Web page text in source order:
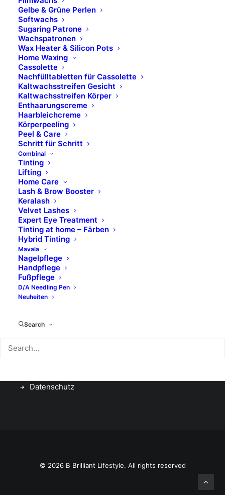
Gelbe & Grüne Perlen
Softwachs
Sugaring Patrone
Wachspatronen
Wax Heater & Silicon Pots
Home Waxing
Cassolette
Nachfülltabletten für Cassolette
Kaltwachsstreifen Gesicht
Kaltwachsstreifen Körper
Enthaarungscreme
Haarbleichcreme
Körperpeeling
Peel & Care
Schritt für Schritt
Combinal
Tinting
Lifting
Home Care
Lash & Brow Booster
Keralash
Velvet Lashes
Expert Eye Treatment
Tinting at home – Färben
Hybrid Tinting
Mavala
Nagelpflege
Handpflege
Fußpflege
D/A Needling Pen
Neuheiten
Search
8.00 Uhr – 17.00 Uhr​
Freitag
8.00 Uhr – 14.00 Uhr
Marken
Skinfonie
X-Epil
VOESH
avrybeauty
Combinal
MAVALA
M.Magi
Hydracolor
Formula Pura
Dermolab Suncare
Dermolab Uomo
Temt
Flawa
bbPad
Sugar Coated
Datenschutz
© 2026 B Brilliant Lifestyle. All rights reserved